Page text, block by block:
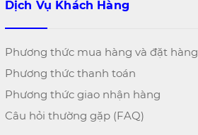
Dịch Vụ Khách Hàng
Phương thức mua hàng và đặt hàng
Phương thức thanh toán
Phương thức giao nhận hàng
Câu hỏi thường gặp (FAQ)